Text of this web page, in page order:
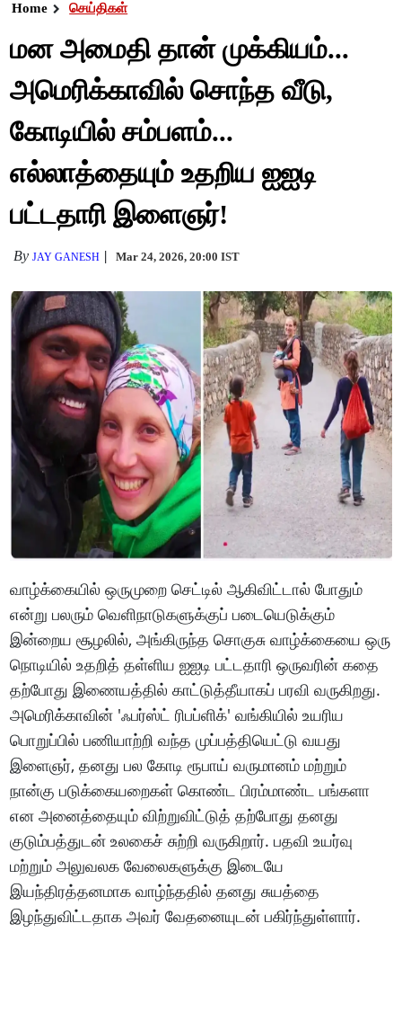
Home செய்திகள்
மன அமைதி தான் முக்கியம்...
அமெரிக்காவில் சொந்த வீடு,
கோடியில் சம்பளம்...
எல்லாத்தையும் உதறிய ஐஐடி
பட்டதாரி இளைஞர்!
ByJAY GANESH Mar 24, 2026, 20:00 IST
வாழ்க்கையில் ஒருமுறை செட்டில் ஆகிவிட்டால் போதும்
என்று பலரும் வெளிநாடுகளுக்குப் படையெடுக்கும்
இன்றைய சூழலில், அங்கிருந்த சொகுசு வாழ்க்கையை ஒரு
நொடியில் உதறித் தள்ளிய ஐஐடி பட்டதாரி ஒருவரின் கதை
தற்போது இணையத்தில் காட்டுத்தீயாகப் பரவி வருகிறது.
அமெரிக்காவின் 'ஃபர்ஸ்ட் ரிபப்ளிக்' வங்கியில் உயரிய
பொறுப்பில் பணியாற்றி வந்த முப்பத்தியெட்டு வயது
இளைஞர், தனது பல கோடி ரூபாய் வருமானம் மற்றும்
நான்கு படுக்கையறைகள் கொண்ட பிரம்மாண்ட பங்களா
என அனைத்தையும் விற்றுவிட்டுத் தற்போது தனது
குடும்பத்துடன் உலகைச் சுற்றி வருகிறார். பதவி உயர்வு
மற்றும் அலுவலக வேலைகளுக்கு இடையே
இயந்திரத்தனமாக வாழ்ந்ததில் தனது சுயத்தை
இழந்துவிட்டதாக அவர் வேதனையுடன் பகிர்ந்துள்ளார்.